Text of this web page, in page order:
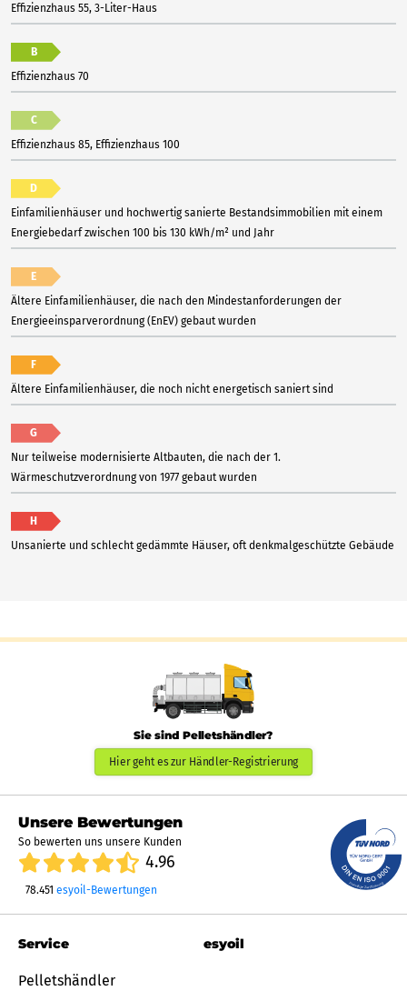
Effizienzhaus 55, 3-Liter-Haus
B
Effizienzhaus 70
C
Effizienzhaus 85, Effizienzhaus 100
D
Einfamilienhäuser und hochwertig sanierte Bestandsimmobilien mit einem
Energiebedarf zwischen 100 bis 130 kWh/m² und Jahr
E
Ältere Einfamilienhäuser, die nach den Mindestanforderungen der
Energieeinsparverordnung (EnEV) gebaut wurden
F
Ältere Einfamilienhäuser, die noch nicht energetisch saniert sind
G
Nur teilweise modernisierte Altbauten, die nach der 1.
Wärmeschutzverordnung von 1977 gebaut wurden
H
Unsanierte und schlecht gedämmte Häuser, oft denkmalgeschützte Gebäude
Sie sind Pelletshändler?
Hier geht es zur Händler-Registrierung
Unsere Bewertungen
So bewerten uns unsere Kunden
4.96
78.451 esyoil-Bewertungen
Service
Pelletshändler
esyoil